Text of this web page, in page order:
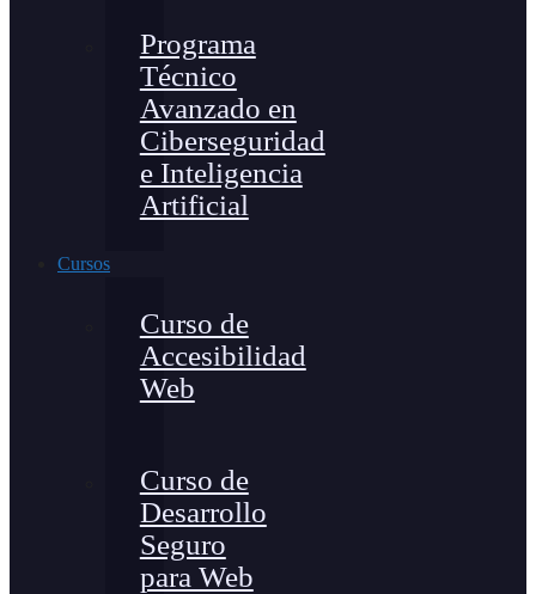
Programa
Técnico
Avanzado en
Ciberseguridad
e Inteligencia
Artificial
Cursos
Curso de
Accesibilidad
Web
Curso de
Desarrollo
Seguro
para Web